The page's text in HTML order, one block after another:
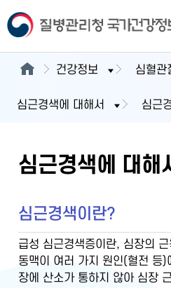
건강정보 심혈관
심근경색에 대해서 심근
심근경색에 대해
심근경색이란?
급성 심근경색증이란, 심장의
동맥이 여러 가지 원인(혈전 등
장에 산소가 통하지 않아 심장